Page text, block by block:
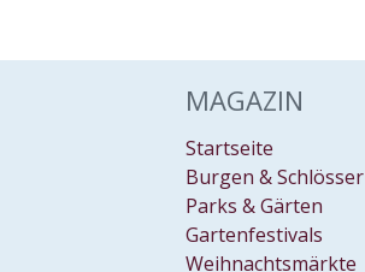
MAGAZIN
Startseite
Burgen & Schlösser
Parks & Gärten
Gartenfestivals
Weihnachtsmärkte